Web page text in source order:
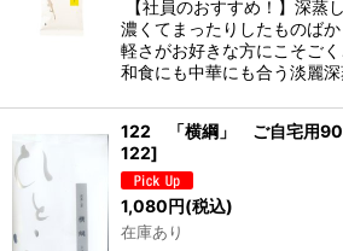
【社員のおすすめ！】深蒸
濃くてまったりしたものばか
軽さがお好きな方にこそごく
和食にも中華にも合う淡麗
122 「横綱」 ご自宅用
122]
1,080円(税込)
在庫あり